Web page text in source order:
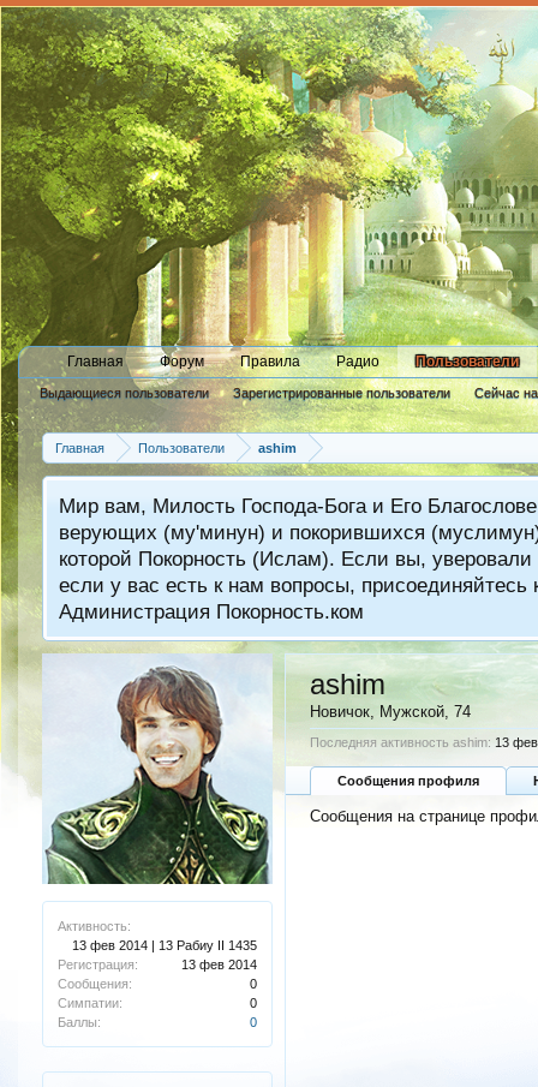
Главная Форум Правила Радио Пользователи
Выдающиеся пользователи Зарегистрированные пользователи Сейчас
Новые сообщения профиля
Главная
Пользователи ashim
Мир вам, Милость Господа-Бога и Его
верующих (му'минун) и покорившихся
которой Покорность (Ислам). Если вы,
если у вас есть к нам вопросы,
Администрация Покорность.ком
Активность:
13 фев 2014 | 13 Рабиу II 1435
Регистрация:
13 фев 2014
Сообщения:
0
Симпатии:
0
Баллы:
0
ashim
Новичок , Мужской, 74
Последняя активность ashim: 13
Сообщения профиля
Сообщения на странице